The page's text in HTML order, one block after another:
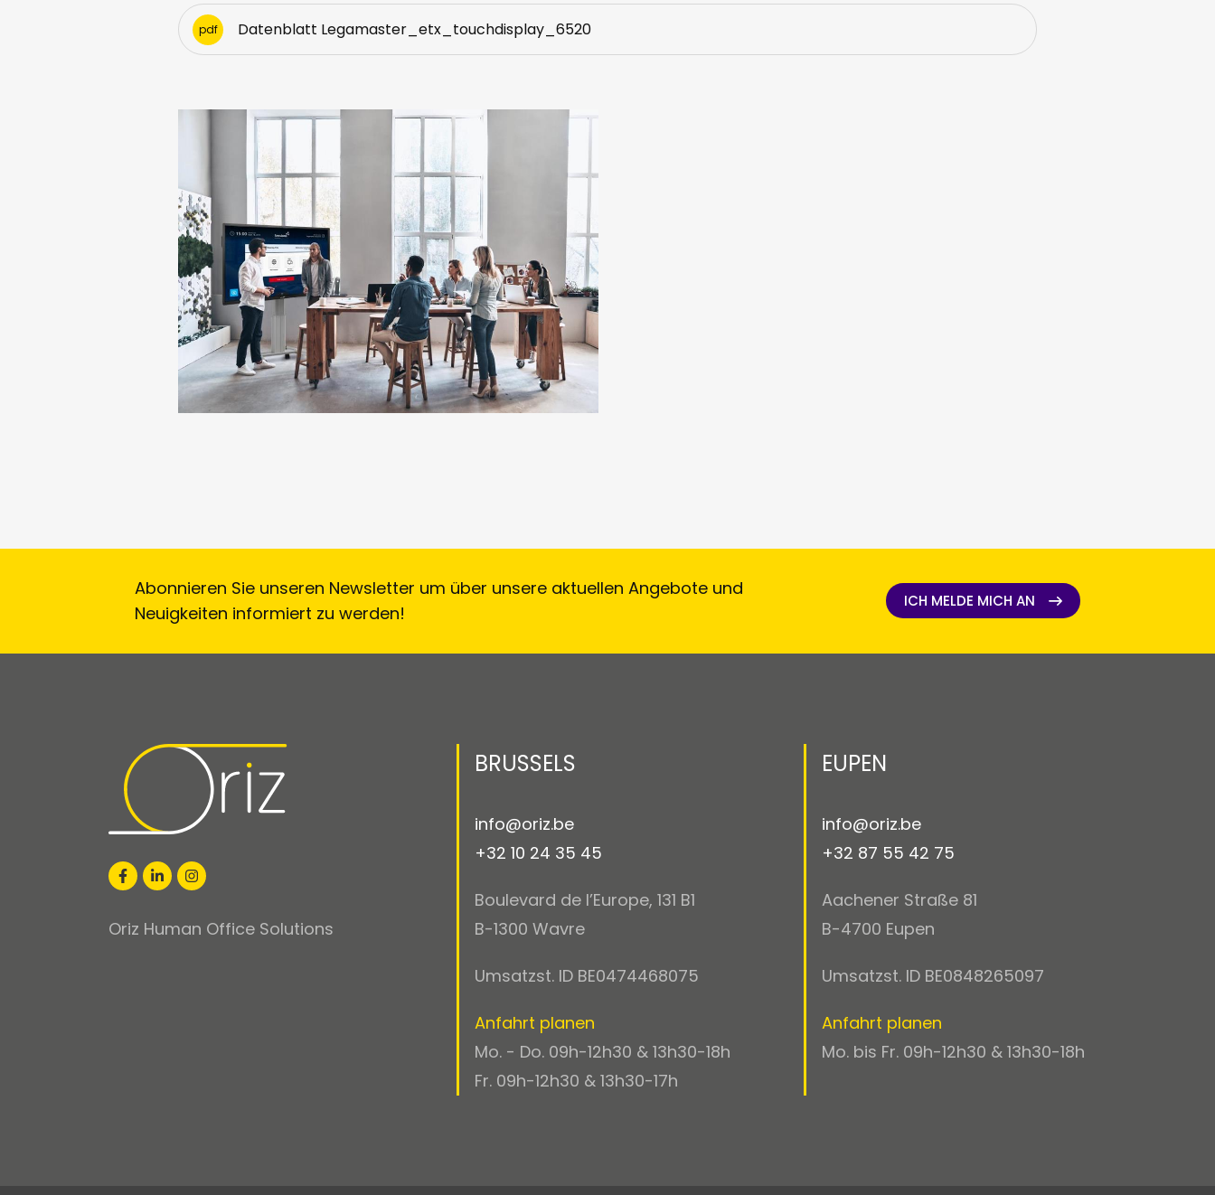
pdf Datenblatt Legamaster_etx_touchdisplay_6520
Abonnieren Sie unseren Newsletter um über unsere aktuellen Angebote und
Neuigkeiten informiert zu werden!
ICH MELDE MICH AN
Oriz Human Office Solutions
BRUSSELS
info@oriz.be
+32 10 24 35 45
Boulevard de l’Europe, 131 B1
B-1300 Wavre
Umsatzst. ID BE0474468075
Anfahrt planen
Mo. - Do. 09h-12h30 & 13h30-18h
Fr. 09h-12h30 & 13h30-17h
EUPEN
info@oriz.be
+32 87 55 42 75
Aachener Straße 81
B-4700 Eupen
Umsatzst. ID BE0848265097
Anfahrt planen
Mo. bis Fr. 09h-12h30 & 13h30-18h